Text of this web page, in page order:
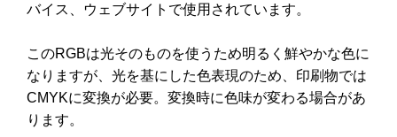
バイス、ウェブサイトで使用されています。
このRGBは光そのものを使うため明るく鮮やかな色に
なりますが、光を基にした色表現のため、印刷物では
CMYKに変換が必要。変換時に色味が変わる場合があ
ります。